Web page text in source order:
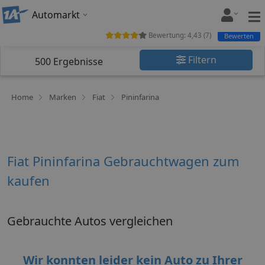
Automarkt
500 Ergebnisse Filtern
Home Marken Fiat Pininfarina
Bewertung: 4,43 (7) Bewerten
Fiat Pininfarina Gebrauchtwagen zum
kaufen
Gebrauchte Autos vergleichen
Wir konnten leider kein Auto zu Ihrer